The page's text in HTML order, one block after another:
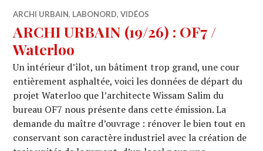
ARCHI URBAIN, LABONORD,VIDÉOS
ARCHI URBAIN (19/26) : OF7 /
Waterloo
Un intérieur d’îlot, un bâtiment trop grand, une cour
entièrement asphaltée, voici les données de départ du
projet Waterloo que l’architecte Wissam Salim du
bureau OF7 nous présente dans cette émission. La
demande du maître d’ouvrage : rénover le bien tout en
conservant son caractère industriel avec la création de